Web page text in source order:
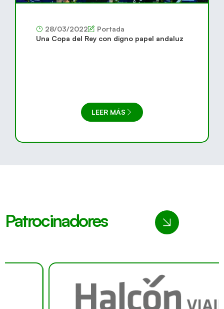
28/03/2022
Portada
Una Copa del Rey con digno papel andaluz
LEER MÁS
Patrocinadores